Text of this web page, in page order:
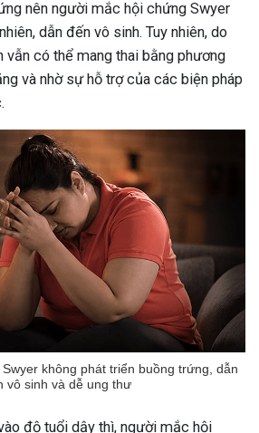
nên người mắc hội chứng Swyer
dẫn đến vô sinh. Tuy nhiên, do
vẫn có thể mang thai bằng phương
và nhờ sự hỗ trợ của các biện pháp
không phát triển buồng trứng, dẫn
vô sinh và dễ ung thư
độ tuổi dậy thì, người mắc hội